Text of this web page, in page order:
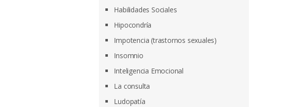
Habilidades Sociales
Hipocondría
Impotencia (trastornos sexuales)
Insomnio
Inteligencia Emocional
La consulta
Ludopatía